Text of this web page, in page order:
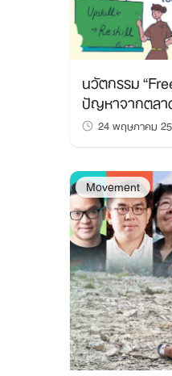
นวัตกรรม
ปัญหาจากตลา
24 พฤษภาคม
Movement